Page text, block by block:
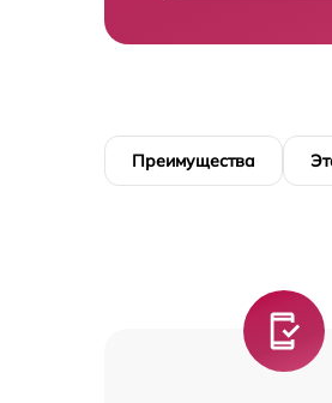
Преимущества